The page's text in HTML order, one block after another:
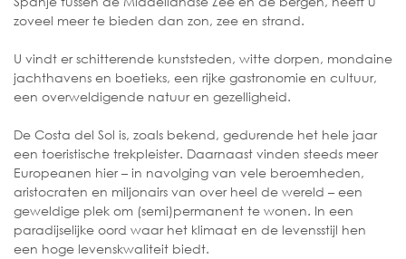
zoveel meer te bieden dan zon, zee en strand.
U vindt er schitterende kunststeden, witte dorpen, mondaine
jachthavens en boetieks, een rijke gastronomie en cultuur,
een overweldigende natuur en gezelligheid.
De Costa del Sol is, zoals bekend, gedurende het hele jaar
een toeristische trekpleister. Daarnaast vinden steeds meer
Europeanen hier – in navolging van vele beroemheden,
aristocraten en miljonairs van over heel de wereld – een
geweldige plek om (semi)permanent te wonen. In een
paradijselijke oord waar het klimaat en de levensstijl hen
een hoge levenskwaliteit biedt.